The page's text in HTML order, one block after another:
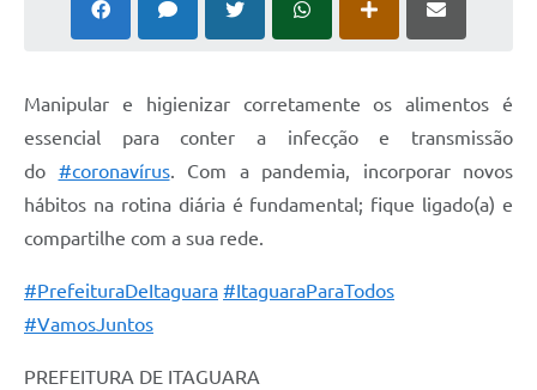
Manipular e higienizar corretamente os alimentos é
essencial para conter a infecção e transmissão
do #coronavírus. Com a pandemia, incorporar novos
hábitos na rotina diária é fundamental; fique ligado(a) e
compartilhe com a sua rede.
#PrefeituraDeItaguara #ItaguaraParaTodos
#VamosJuntos
PREFEITURA DE ITAGUARA